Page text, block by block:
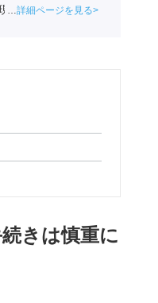
在は関西の学生へ
詳細ページを見る
きは慎重に